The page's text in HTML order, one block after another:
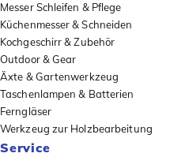
Messer Schleifen & Pflege
Küchenmesser & Schneiden
Kochgeschirr & Zubehör
Outdoor & Gear
Äxte & Gartenwerkzeug
Taschenlampen & Batterien
Ferngläser
Werkzeug zur Holzbearbeitung
Service